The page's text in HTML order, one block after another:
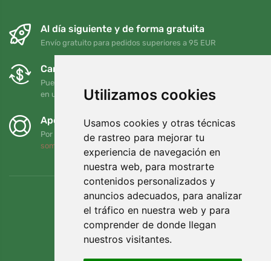
Utilizamos cookies
Usamos cookies y otras técnicas
de rastreo para mejorar tu
experiencia de navegación en
nuestra web, para mostrarte
contenidos personalizados y
anuncios adecuados, para analizar
el tráfico en nuestra web y para
comprender de donde llegan
nuestros visitantes.
Al día siguiente y de forma gratuita
Envío gratuito para pedidos superiores a 95 EUR
Cambios y devoluciones gratuitos
Puede devolver o cambiar su pedido en cualquier momento
en un plazo de 90 días
Apoyamos a Trees.org
Por cada pedido plantamos un árbol. Leer más
somos